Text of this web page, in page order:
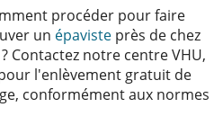
procéder pour faire
un épaviste près de chez
Contactez notre centre VHU,
l'enlèvement gratuit de
conformément aux normes